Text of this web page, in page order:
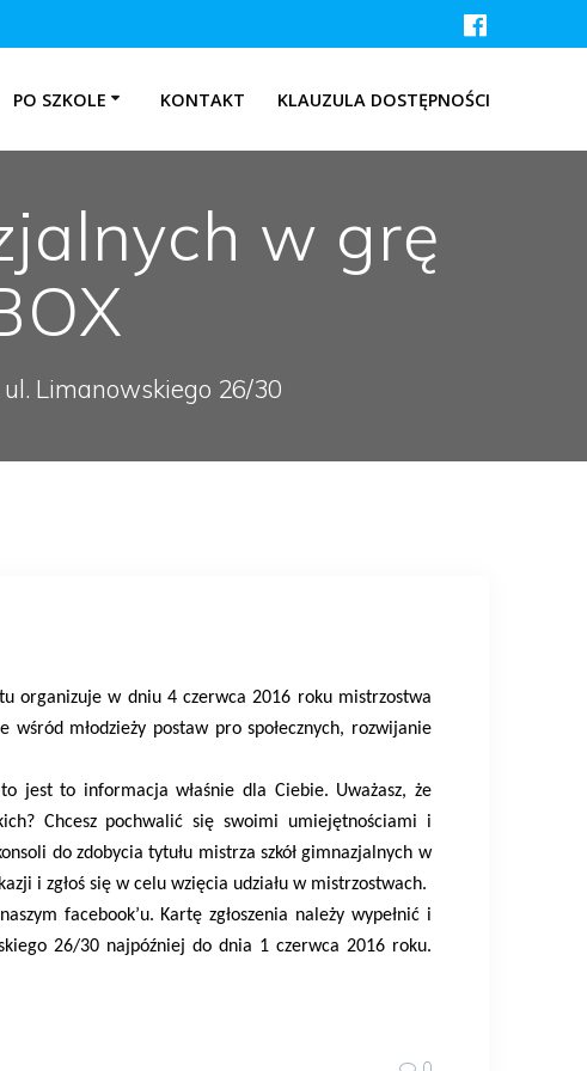
PO SZKOLE KONTAKT KLAUZULA DOSTĘPNOŚCI
w grę
ul. Limanowskiego 26/30
organizuje w dniu 4 czerwca 2016 roku mistrzostwa
młodzieży postaw pro społecznych, rozwijanie
jest to informacja właśnie dla Ciebie. Uważasz, że
Chcesz pochwalić się swoimi umiejętnościami i
do zdobycia tytułu mistrza szkół gimnazjalnych w
i zgłoś się w celu wzięcia udziału w mistrzostwach.
facebook’u. Kartę zgłoszenia należy wypełnić i
26/30 najpóźniej do dnia 1 czerwca 2016 roku.